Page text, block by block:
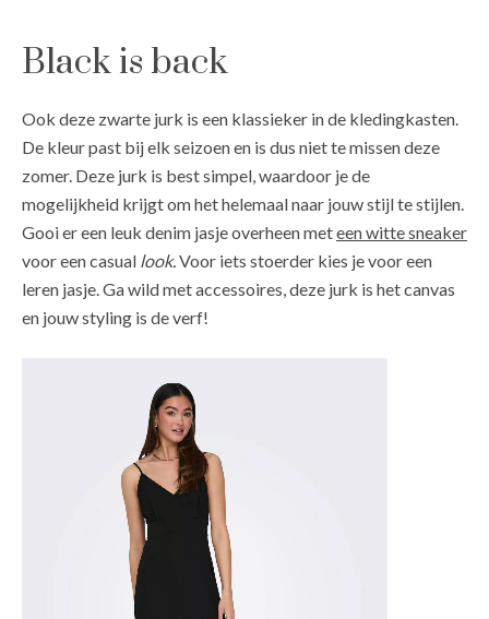
Black is back
Ook deze zwarte jurk is een klassieker in de kledingkasten.
De kleur past bij elk seizoen en is dus niet te missen deze
zomer. Deze jurk is best simpel, waardoor je de
mogelijkheid krijgt om het helemaal naar jouw stijl te stijlen.
Gooi er een leuk denim jasje overheen meteen witte sneaker
voor een casual look.Voor iets stoerder kies je voor een
leren jasje. Ga wild met accessoires, deze jurk is het canvas
en jouw styling is de verf!